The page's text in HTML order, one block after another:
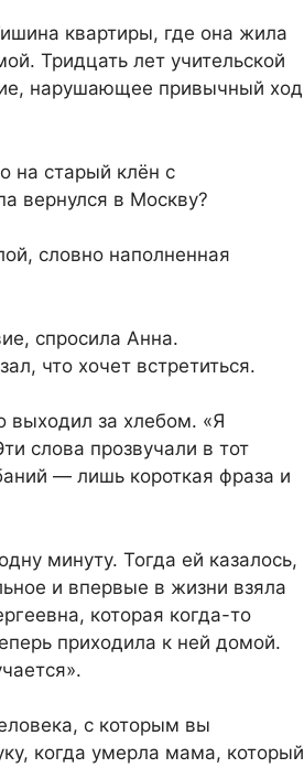
квартиры, где она жила
Тридцать лет учительской
нарушающее привычный ход
на старый клён с
вернулся в Москву?
словно наполненная
спросила Анна.
что хочет встретиться.
выходил за хлебом. «Я
слова прозвучали в тот
— лишь короткая фраза и
минуту. Тогда ей казалось,
и впервые в жизни взяла
которая когда-то
приходила к ней домой.
с которым вы
когда умерла мама, который